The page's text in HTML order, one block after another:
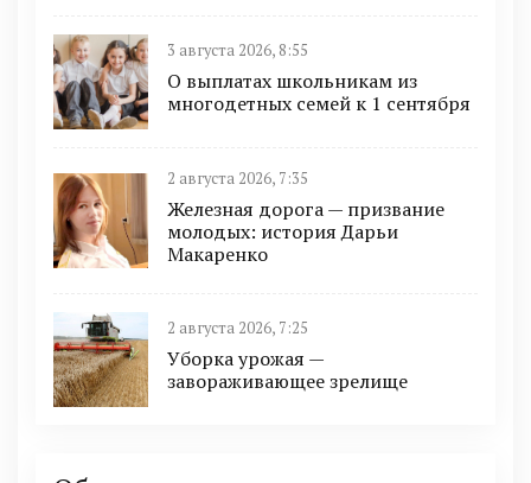
3 августа 2026, 8:55
О выплатах школьникам из
многодетных семей к 1 сентября
2 августа 2026, 7:35
Железная дорога — призвание
молодых: история Дарьи
Макаренко
2 августа 2026, 7:25
Уборка урожая —
завораживающее зрелище